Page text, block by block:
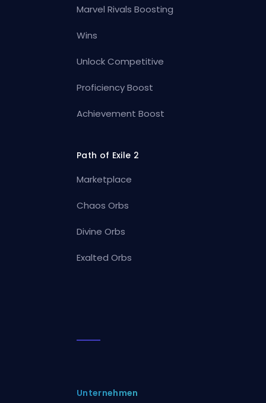
Marvel Rivals Boosting
Wins
Unlock Competitive
Proficiency Boost
Achievement Boost
Path of Exile 2
Marketplace
Chaos Orbs
Divine Orbs
Exalted Orbs
Unternehmen